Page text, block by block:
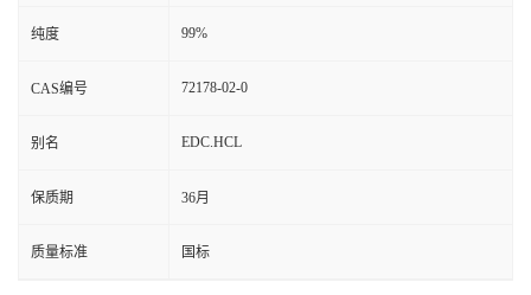
纯度 99%
CAS编号 72178-02-0
别名 EDC.HCL
保质期 36月
质量标准 国标